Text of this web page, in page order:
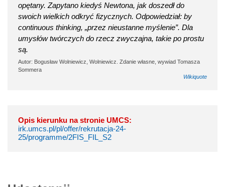
opętany. Zapytano kiedyś Newtona, jak doszedł do
swoich wielkich odkryć fizycznych. Odpowiedział: by
continuous thinking, „przez nieustanne myślenie”. Dla
umysłów twórczych do rzecz zwyczajna, takie po prostu
są.
Autor: Bogusław Wolniewicz, Wolniewicz. Zdanie własne, wywiad Tomasza
Sommera
Wikiquote
Opis kierunku na stronie UMCS:
irk.umcs.pl/pl/offer/rekrutacja-24-
25/programme/2FIS_FIL_S2